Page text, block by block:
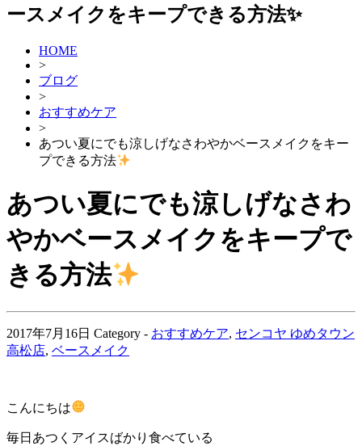
HOME
>
ブログ
>
おすすめケア
>
あつい夏にでも涼しげなさわやかベースメイクをキー
プできる方法
あつい夏にでも涼しげなさわ
やかベースメイクをキープで
きる方法
2017年7月16日 Category - おすすめケア, センコヤ ゆめタウン
高松店, ベースメイク
こんにちは
毎日あつくアイスばかり食べている